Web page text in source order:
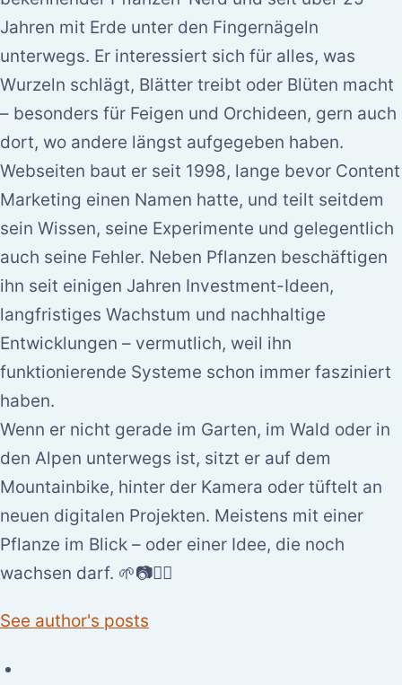
Jahren mit Erde unter den Fingernägeln
unterwegs. Er interessiert sich für alles, was
Wurzeln schlägt, Blätter treibt oder Blüten macht
– besonders für Feigen und Orchideen, gern auch
dort, wo andere längst aufgegeben haben.
Webseiten baut er seit 1998, lange bevor Content
Marketing einen Namen hatte, und teilt seitdem
sein Wissen, seine Experimente und gelegentlich
auch seine Fehler. Neben Pflanzen beschäftigen
ihn seit einigen Jahren Investment-Ideen,
langfristiges Wachstum und nachhaltige
Entwicklungen – vermutlich, weil ihn
funktionierende Systeme schon immer fasziniert
haben.
Wenn er nicht gerade im Garten, im Wald oder in
den Alpen unterwegs ist, sitzt er auf dem
Mountainbike, hinter der Kamera oder tüftelt an
neuen digitalen Projekten. Meistens mit einer
Pflanze im Blick – oder einer Idee, die noch
wachsen darf. 🌱📷🚵‍♂️
See author's posts